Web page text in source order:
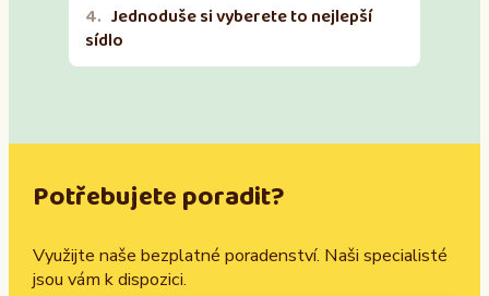
Jednoduše si vyberete to nejlepší
sídlo
Potřebujete poradit?
Využijte naše bezplatné poradenství. Naši specialisté
jsou vám k dispozici.